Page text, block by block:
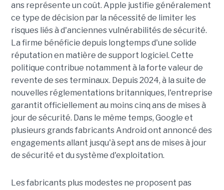
ans représente un coût. Apple justifie généralement
ce type de décision par la nécessité de limiter les
risques liés à d'anciennes vulnérabilités de sécurité.
La firme bénéficie depuis longtemps d'une solide
réputation en matière de support logiciel. Cette
politique contribue notamment à la forte valeur de
revente de ses terminaux. Depuis 2024, à la suite de
nouvelles réglementations britanniques, l'entreprise
garantit officiellement au moins cinq ans de mises à
jour de sécurité. Dans le même temps, Google et
plusieurs grands fabricants Android ont annoncé des
engagements allant jusqu'à sept ans de mises à jour
de sécurité et du système d'exploitation.
Les fabricants plus modestes ne proposent pas